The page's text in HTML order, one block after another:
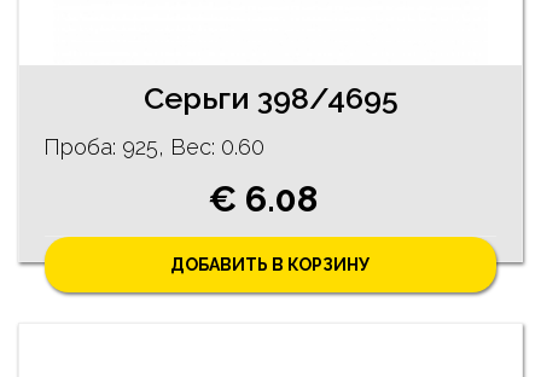
Серьги 398/4695
Проба: 925, Bес: 0.60
€ 6.08
ДОБАВИТЬ В КОРЗИНУ